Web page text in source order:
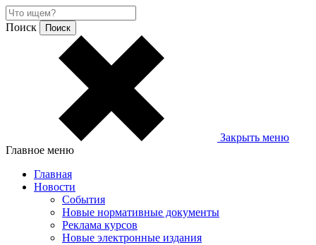
Поиск
Закрыть меню
Главное меню
Главная
Новости
События
Новые нормативные документы
Реклама курсов
Новые электронные издания